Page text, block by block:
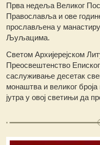
Прва недеља Великог
Православља и ове
прослављена у
Љуљацима.
Светом Архијерејском
Преосвештенство
саслуживање десетак
монаштва и великог броја
јутра у овој светињи да